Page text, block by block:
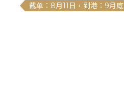
截单：8月11日，到港：9月底